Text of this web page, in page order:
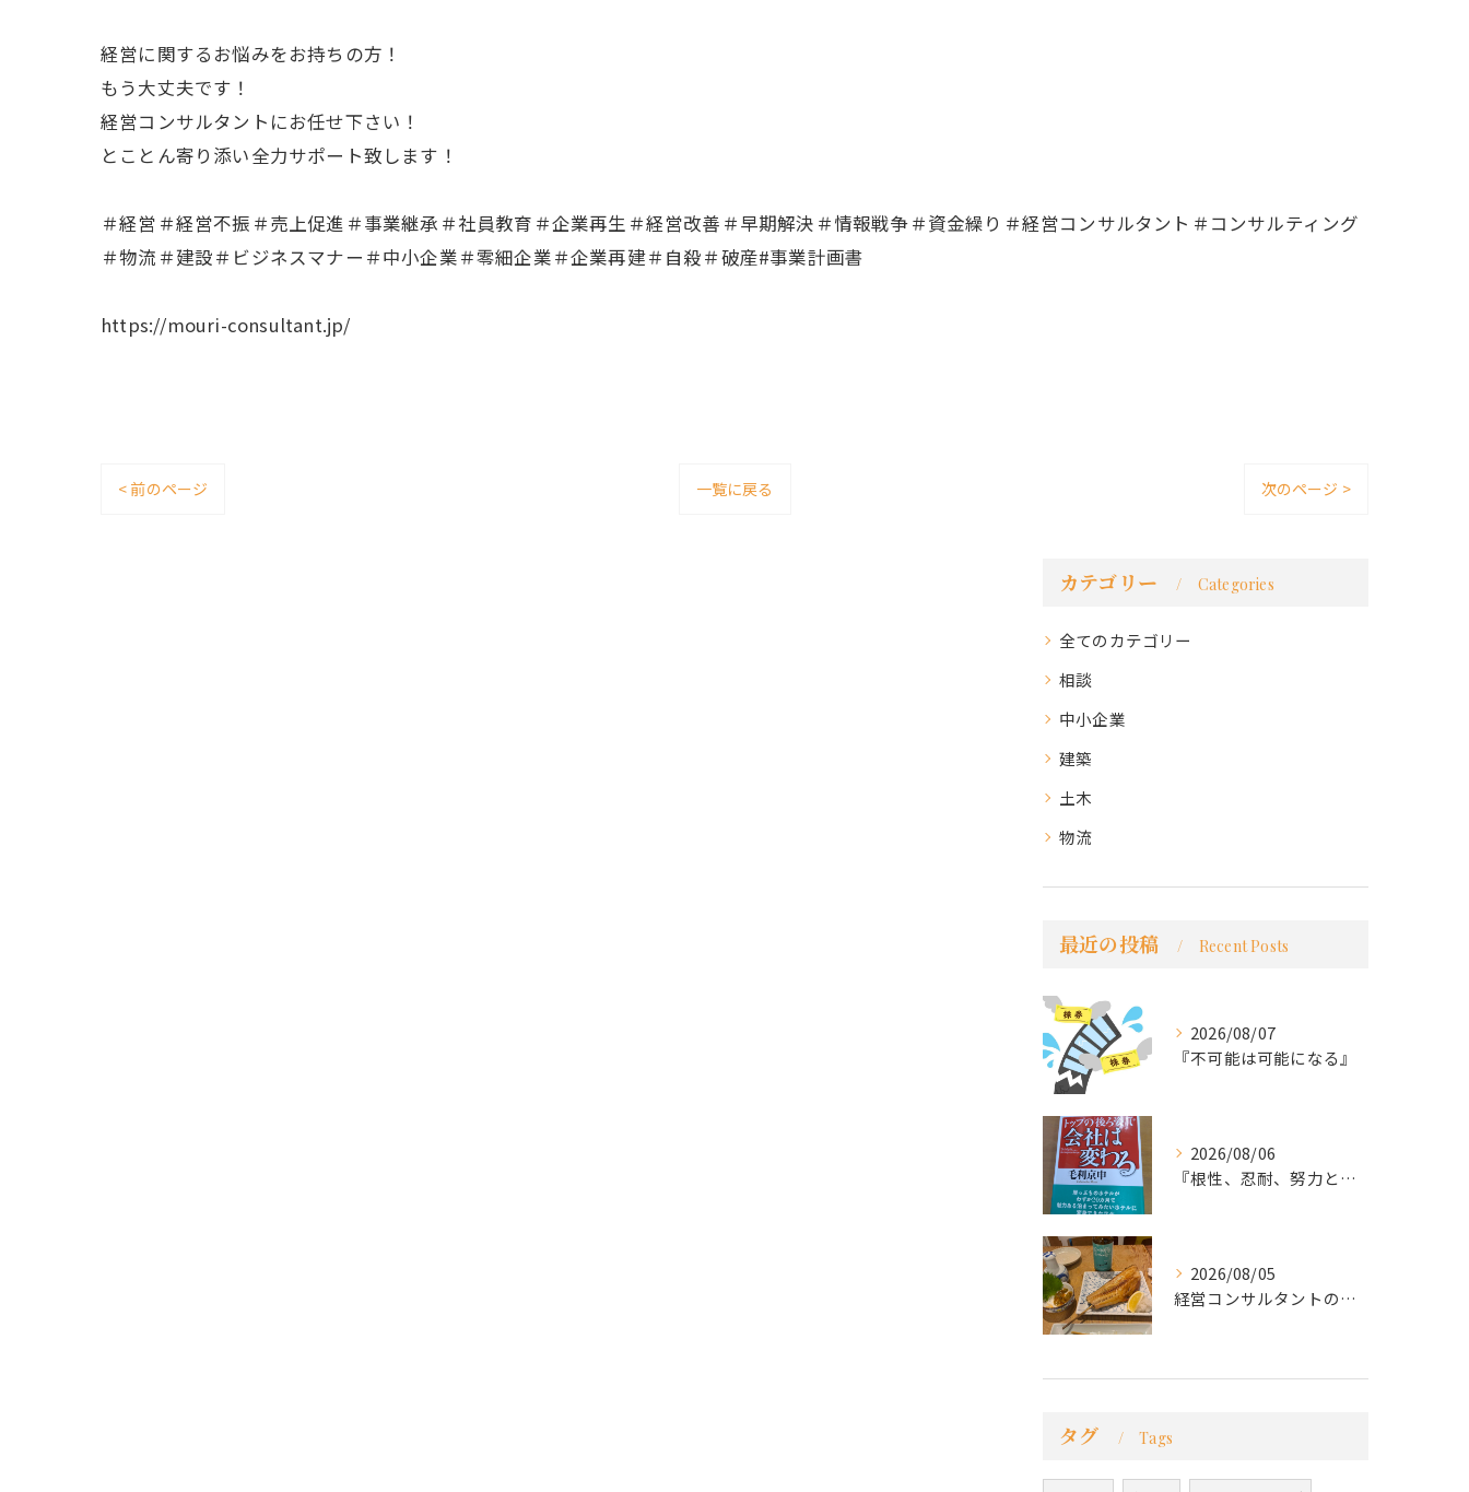
経営に関するお悩みをお持ちの方！
もう大丈夫です！
経営コンサルタントにお任せ下さい！
とことん寄り添い全力サポート致します！
＃経営＃経営不振＃売上促進＃事業継承＃社員教育＃企業再生＃経営改善＃早期解決＃情報戦争＃資金繰り＃経営コンサルタント＃コンサルティング
＃物流＃建設＃ビジネスマナー＃中小企業＃零細企業＃企業再建＃自殺＃破産#事業計画書
https://mouri-consultant.jp/
< 前のページ 一覧に戻る 次のページ >
カテゴリー Categories
全てのカテゴリー
相談
中小企業
建築
土木
物流
最近の投稿 Recent Posts
2026/08/07
『不可能は可能になる』
2026/08/06
『根性、忍耐、努力という言葉は死語なのか』
2026/08/05
経営コンサルタントのモーちゃん・毛利京申です。
タグ Tags